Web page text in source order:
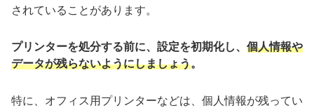
されていることがあります。
プリンターを処分する前に、設定を初期化し、 個人情報や
データが残らないようにしましょう。
特に、オフィス用プリンターなどは、個人情報が残ってい